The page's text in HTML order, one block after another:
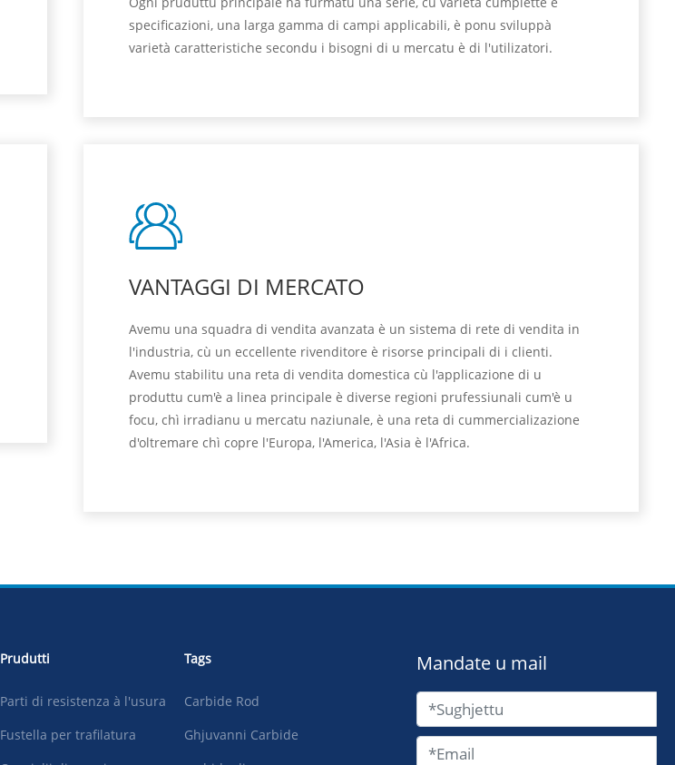
specificazioni, una larga gamma di campi applicabili, è ponu sviluppà
varietà caratteristiche secondu i bisogni di u mercatu è di l'utilizatori.
VANTAGGI DI MERCATO
Avemu una squadra di vendita avanzata è un sistema di rete di vendita in
l'industria, cù un eccellente rivenditore è risorse principali di i clienti.
Avemu stabilitu una reta di vendita domestica cù l'applicazione di u
produttu cum'è a linea principale è diverse regioni prufessiunali cum'è u
focu, chì irradianu u mercatu naziunale, è una reta di cummercializazione
d'oltremare chì copre l'Europa, l'America, l'Asia è l'Africa.
Prudutti
Parti di resistenza à l'usura
Fustella per trafilatura
Tags
Carbide Rod
Ghjuvanni Carbide
Mandate u mail